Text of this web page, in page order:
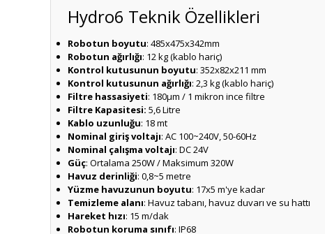
Hydro6 Teknik Özellikleri
Robotun boyutu: 485x475x342mm
Robotun ağırlığı: 12 kg (kablo hariç)
Kontrol kutusunun boyutu: 352x82x211 mm
Kontrol kutusunun ağırlığı: 2,3 kg (kablo hariç)
Filtre hassasiyeti: 180µm / 1 mikron ince filtre
Filtre Kapasitesi: 5,6 Litre
Kablo uzunluğu: 18 mt
Nominal giriş voltajı: AC 100~240V, 50-60Hz
Nominal çalışma voltajı: DC 24V
Güç: Ortalama 250W / Maksimum 320W
Havuz derinliği: 0,8~5 metre
Yüzme havuzunun boyutu: 17x5 m'ye kadar
Temizleme alanı: Havuz tabanı, havuz duvarı ve su hattı
Hareket hızı: 15 m/dak
Robotun koruma sınıfı: IP68